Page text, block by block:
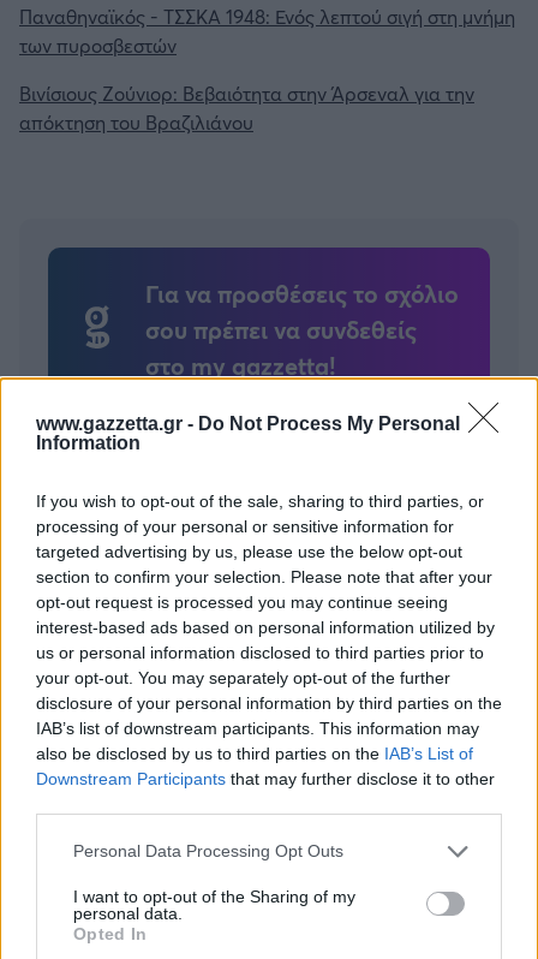
www.gazzetta.gr - Do Not Process My Personal
Information
If you wish to opt-out of the sale, sharing to third parties, or
processing of your personal or sensitive information for
targeted advertising by us, please use the below opt-out
section to confirm your selection. Please note that after your
opt-out request is processed you may continue seeing
interest-based ads based on personal information utilized by
us or personal information disclosed to third parties prior to
your opt-out. You may separately opt-out of the further
disclosure of your personal information by third parties on the
IAB’s list of downstream participants. This information may
also be disclosed by us to third parties on the IAB’s List of
Downstream Participants that may further disclose it to other
Please note that this website/app uses one or more Google
not limited to your visit or usage behaviour. You may click to
grant or deny consent to Google and its third-party tags to
use your data for below specified purposes in below Google
Personal Data Processing Opt Outs
I want to opt-out of the Sharing of my
personal data.
Opted In
Παναθηναϊκός - ΤΣΣΚΑ 1948: Ενός λεπτού σιγή στη μνήμη
των πυροσβεστών
Βινίσιους Ζούνιορ: Βεβαιότητα στην Άρσεναλ για την
απόκτηση του Βραζιλιάνου
Για να προσθέσεις το σχόλιο
σου πρέπει να συνδεθείς
στο my gazzetta!
Εγγραφή Σύνδεση
Συνδέσου και κάνε το πρώτο σχόλιο...
BEST OFINTERNET